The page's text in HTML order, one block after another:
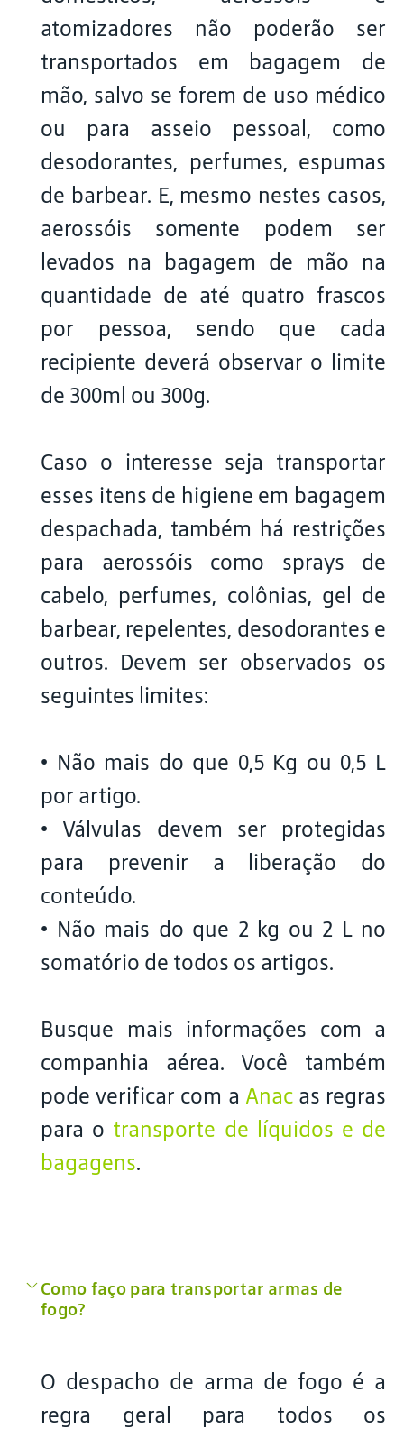
atomizadores não poderão ser
transportados em bagagem de
mão, salvo se forem de uso médico
ou para asseio pessoal, como
desodorantes, perfumes, espumas
de barbear. E, mesmo nestes casos,
aerossóis somente podem ser
levados na bagagem de mão na
quantidade de até quatro frascos
por pessoa, sendo que cada
recipiente deverá observar o limite
de 300ml ou 300g.
Caso o interesse seja transportar
esses itens de higiene em bagagem
despachada, também há restrições
para aerossóis como sprays de
cabelo, perfumes, colônias, gel de
barbear, repelentes, desodorantes e
outros. Devem ser observados os
seguintes limites:
• Não mais do que 0,5 Kg ou 0,5 L
por artigo.
• Válvulas devem ser protegidas
para prevenir a liberação do
conteúdo.
• Não mais do que 2 kg ou 2 L no
somatório de todos os artigos.
Busque mais informações com a
companhia aérea. Você também
pode verificar com a Anacas regras
para o transporte de líquidos e de
bagagens.
Como faço para transportar armas de
fogo?
O despacho de arma de fogo é a
regra geral para todos os